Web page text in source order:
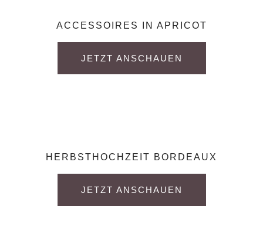
ACCESSOIRES IN APRICOT
JETZT ANSCHAUEN
HERBSTHOCHZEIT BORDEAUX
JETZT ANSCHAUEN